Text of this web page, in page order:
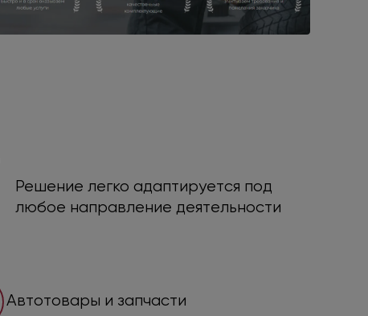
Решение легко адаптируется под
любое направление деятельности
Автотовары и запчасти